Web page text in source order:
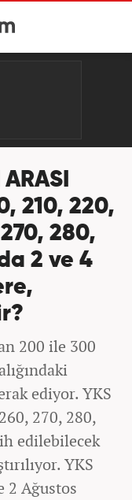
210, 220,
280,
2 ve 4
200 ile 300
ediyor. YKS
270, 280,
edilebilecek
YKS
2 Ağustos